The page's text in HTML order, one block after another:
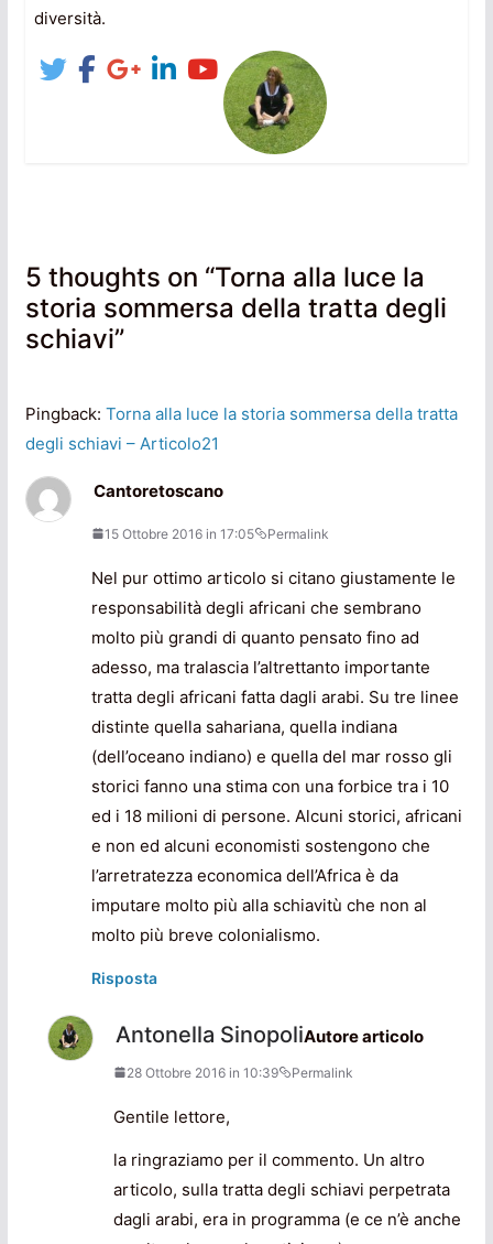
diversità.
5 thoughts on “Torna alla luce la
storia sommersa della tratta degli
schiavi”
Pingback: Torna alla luce la storia sommersa della tratta
degli schiavi – Articolo21
Cantoretoscano
15 Ottobre 2016 in 17:05 Permalink
Nel pur ottimo articolo si citano giustamente le
responsabilità degli africani che sembrano
molto più grandi di quanto pensato fino ad
adesso, ma tralascia l’altrettanto importante
tratta degli africani fatta dagli arabi. Su tre linee
distinte quella sahariana, quella indiana
(dell’oceano indiano) e quella del mar rosso gli
storici fanno una stima con una forbice tra i 10
ed i 18 milioni di persone. Alcuni storici, africani
e non ed alcuni economisti sostengono che
l’arretratezza economica dell’Africa è da
imputare molto più alla schiavitù che non al
molto più breve colonialismo.
Risposta
Antonella SinopoliAutore articolo
28 Ottobre 2016 in 10:39 Permalink
Gentile lettore,
la ringraziamo per il commento. Un altro
articolo, sulla tratta degli schiavi perpetrata
dagli arabi, era in programma (e ce n’è anche